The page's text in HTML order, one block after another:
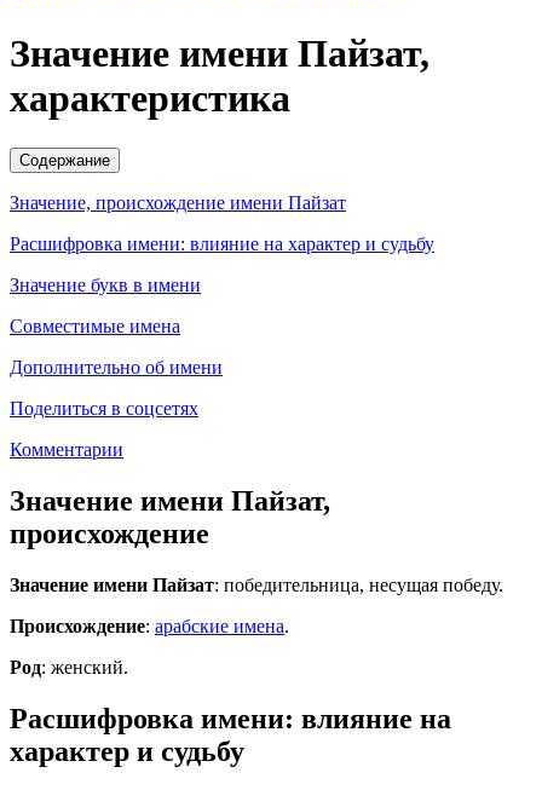
Значение имени Пайзат,
характеристика
Содержание
Значение, происхождение имени Пайзат
Расшифровка имени: влияние на характер и судьбу
Значение букв в имени
Совместимые имена
Дополнительно об имени
Поделиться в соцсетях
Комментарии
Значение имени Пайзат,
происхождение
Значение имени Пайзат: победительница, несущая победу.
Происхождение: арабские имена.
Род: женский.
Расшифровка имени: влияние на
характер и судьбу